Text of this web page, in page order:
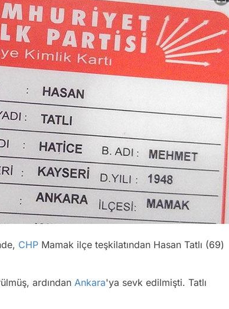
CHP Mamak ilçe teşkilatından Hasan Tatlı (69)
ardından Ankara'ya sevk edilmişti. Tatlı